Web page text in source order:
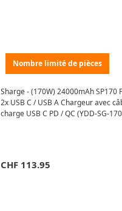
Nombre limité de pièces
Sharge - (170W) 24000mAh SP170
2x USB C / USB A Chargeur avec
charge USB C PD / QC (YDD-SG-
CHF 113.95